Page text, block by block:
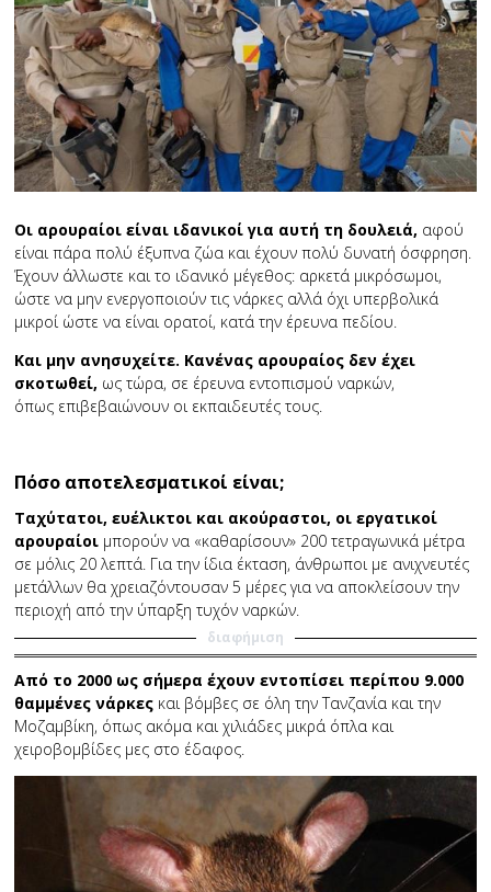
Οι αρουραίοι είναι ιδανικοί για αυτή τη δουλειά, αφού
είναι πάρα πολύ έξυπνα ζώα και έχουν πολύ δυνατή όσφρηση.
Έχουν άλλωστε και το ιδανικό μέγεθος: αρκετά μικρόσωμοι,
ώστε να μην ενεργοποιούν τις νάρκες αλλά όχι υπερβολικά
μικροί ώστε να είναι ορατοί, κατά την έρευνα πεδίου.
Και μην ανησυχείτε. Κανένας αρουραίος δεν έχει
σκοτωθεί, ως τώρα, σε έρευνα εντοπισμού ναρκών,
όπως επιβεβαιώνουν οι εκπαιδευτές τους.
Πόσο αποτελεσματικοί είναι;
Ταχύτατοι, ευέλικτοι και ακούραστοι, οι εργατικοί
αρουραίοι μπορούν να «καθαρίσουν» 200 τετραγωνικά μέτρα
σε μόλις 20 λεπτά. Για την ίδια έκταση, άνθρωποι με ανιχνευτές
μετάλλων θα χρειαζόντουσαν 5 μέρες για να αποκλείσουν την
περιοχή από την ύπαρξη τυχόν ναρκών.
διαφήμιση
Από το 2000 ως σήμερα έχουν εντοπίσει περίπου 9.000
θαμμένες νάρκες και βόμβες σε όλη την Τανζανία και την
Μοζαμβίκη, όπως ακόμα και χιλιάδες μικρά όπλα και
χειροβομβίδες μες στο έδαφος.